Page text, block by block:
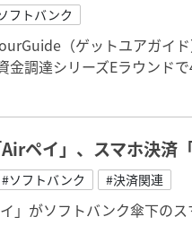
フトバンク
（ゲットユアガイ
金調達シリーズEラウンド
ペイ」、スマホ決済
#ソフトバンク #決済関連
」がソフトバンク傘下の